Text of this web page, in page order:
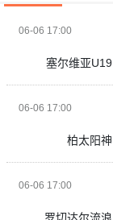
06-06 17:00
塞尔维亚U19
06-06 17:00
柏太阳神
06-06 17:00